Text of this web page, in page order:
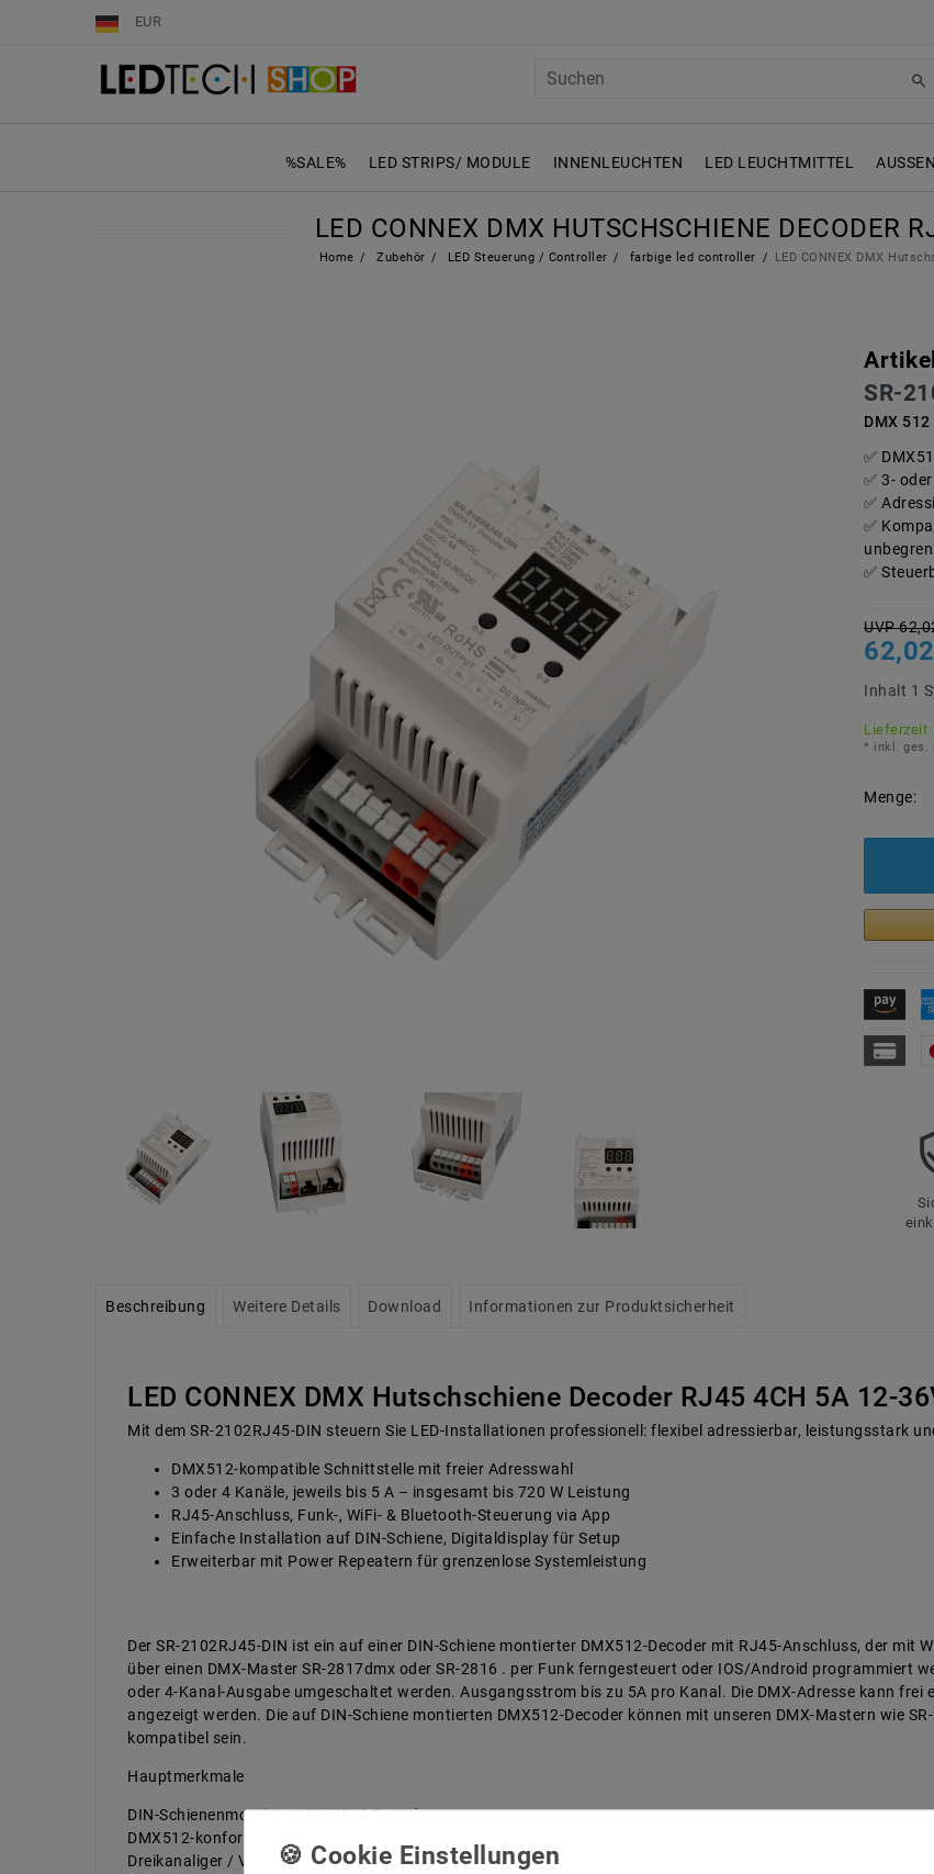
EUR
%SALE% LED STRIPS/ MODULE INNENLEUCHTEN LED LEUCHTMITTEL
LED CONNEX DMX HUTSCHSCHIENE DECODER
Home Zubehör LED Steuerung / Controller farbige led controller LED CONNEX DMX
SR-
DMX
3-
UVP
Inhalt 1
Lieferzeit
* inkl. ges.
Menge:
Beschreibung Weitere Details Download Informationen zur Produktsicherheit
LED CONNEX DMX Hutschschiene Decoder RJ45 4CH 5A 12-
Mit dem SR-2102RJ45-DIN steuern Sie LED-Installationen professionell: flexibel adressierbar, leistungsstark
DMX512-kompatible Schnittstelle mit freier Adresswahl
3 oder 4 Kanäle, jeweils bis 5 A – insgesamt bis 720 W Leistung
RJ45-Anschluss, Funk-, WiFi- & Bluetooth-Steuerung via App
Einfache Installation auf DIN-Schiene, Digitaldisplay für Setup
Erweiterbar mit Power Repeatern für grenzenlose Systemleistung
Der SR-2102RJ45-DIN ist ein auf einer DIN-Schiene montierter DMX512-Decoder mit RJ45-Anschluss, der mit
über einen DMX-Master SR-2817dmx oder SR-2816 . per Funk ferngesteuert oder IOS/Android programmiert
oder 4-Kanal-Ausgabe umgeschaltet werden. Ausgangsstrom bis zu 5A pro Kanal. Die DMX-Adresse kann
angezeigt werden. Die auf DIN-Schiene montierten DMX512-Decoder können mit unseren DMX-Mastern wie
kompatibel sein.
Hauptmerkmale
DIN-Schienenmontierter DMX512-Decoder
DMX512-konforme Steuerschnittstelle, DMX-Adresse kann frei eingestellt und auf dem digitalen numerischen
Dreikanaliger / Vierkanaliger Ausgang wählbar